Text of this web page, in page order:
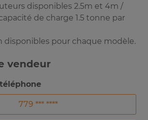
disponibles 2.5m et 4m /
de charge 1.5 tonne par
disponibles pour chaque modèle.
vendeur
779 *** ****